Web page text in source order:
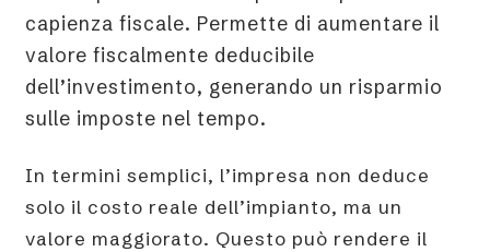
capienza fiscale. Permette di aumentare il
valore fiscalmente deducibile
dell’investimento, generando un risparmio
sulle imposte nel tempo.
In termini semplici, l’impresa non deduce
solo il costo reale dell’impianto, ma un
valore maggiorato. Questo può rendere il